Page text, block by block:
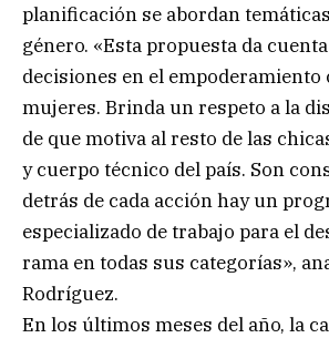
planificación se abordan
género. «Esta propuesta da
decisiones en el empoderamiento
mujeres. Brinda un respeto a la
de que motiva al resto de las
y cuerpo técnico del país. Son
detrás de cada acción hay un
especializado de trabajo para el
rama en todas sus categorías»,
Rodríguez.
En los últimos meses del año, la